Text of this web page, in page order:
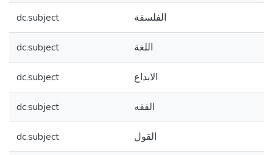
dc.subject الفلسفة
dc.subject اللغة
dc.subject الابداع
dc.subject الفقه
dc.subject القول